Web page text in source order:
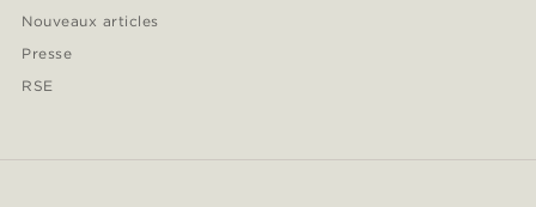
Nouveaux articles
Presse
RSE